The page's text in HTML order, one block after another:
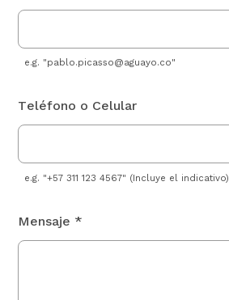
e.g. "pablo.picasso@aguayo.co"
Teléfono o Celular
e.g. "+57 311 123 4567" (Incluye el indicativo)
Mensaje *